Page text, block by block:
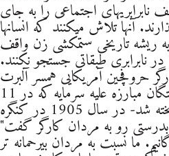
نابرابریهای اجتماعی را به جای
آنها تلاش میکنند که انسانها
به ریشه تاریخی ستمکشی زن واقف
نابرابری طبقاتی جستجو نکنند.
حروفچین آمریکایی همسر آلبرت
پارسونز- یکی از جانباختگان مبارزه علیه سرمایه که در 11
نوامبر 1887 به دار آویخته شد- در سال 1905 در کنگره
رو به مردان کارگر گفت"
ما نسبت به مردان بیرحمانه تر